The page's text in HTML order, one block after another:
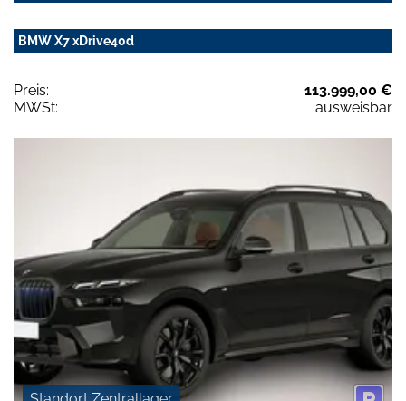
BMW X7 xDrive40d
Preis:
113.999,00 €
MWSt:
ausweisbar